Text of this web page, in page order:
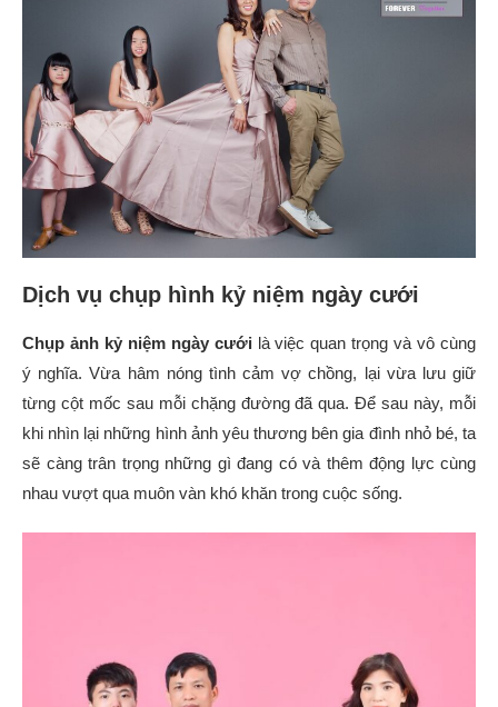
Dịch vụ chụp hình kỷ niệm ngày cưới
Chụp ảnh kỷ niệm ngày cưới là việc quan trọng và vô cùng
ý nghĩa. Vừa hâm nóng tình cảm vợ chồng, lại vừa lưu giữ
từng cột mốc sau mỗi chặng đường đã qua. Để sau này, mỗi
khi nhìn lại những hình ảnh yêu thương bên gia đình nhỏ bé, ta
sẽ càng trân trọng những gì đang có và thêm động lực cùng
nhau vượt qua muôn vàn khó khăn trong cuộc sống.